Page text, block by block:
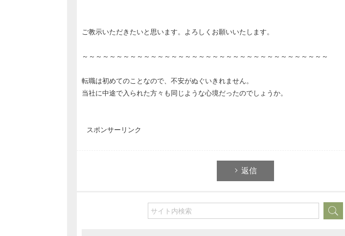
ご教示いただきたいと思います。よろしくお願いいたします。
～～～～～～～～～～～～～～～～～～～～～～～～～～～～～～～～～～～～
転職は初めてのことなので、不安がぬぐいきれません。
当社に中途で入られた方々も同じような心境だったのでしょうか。
スポンサーリンク
返信